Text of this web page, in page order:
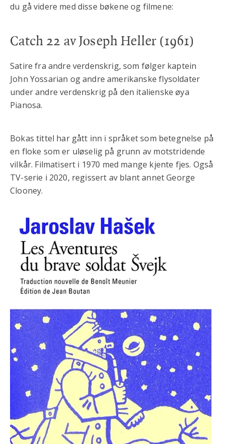
du gå videre med disse bøkene og filmene:
Catch 22 av Joseph Heller (1961)
Satire fra andre verdenskrig, som følger kaptein
John Yossarian og andre amerikanske flysoldater
under andre verdenskrig på den italienske øya
Pianosa.
Bokas tittel har gått inn i språket som betegnelse på
en floke som er uløselig på grunn av motstridende
vilkår. Filmatisert i 1970 med mange kjente fjes. Også
TV-serie i 2020, regissert av blant annet George
Clooney.